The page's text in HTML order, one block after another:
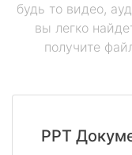
будь то видео,
вы легко
получите
PPT